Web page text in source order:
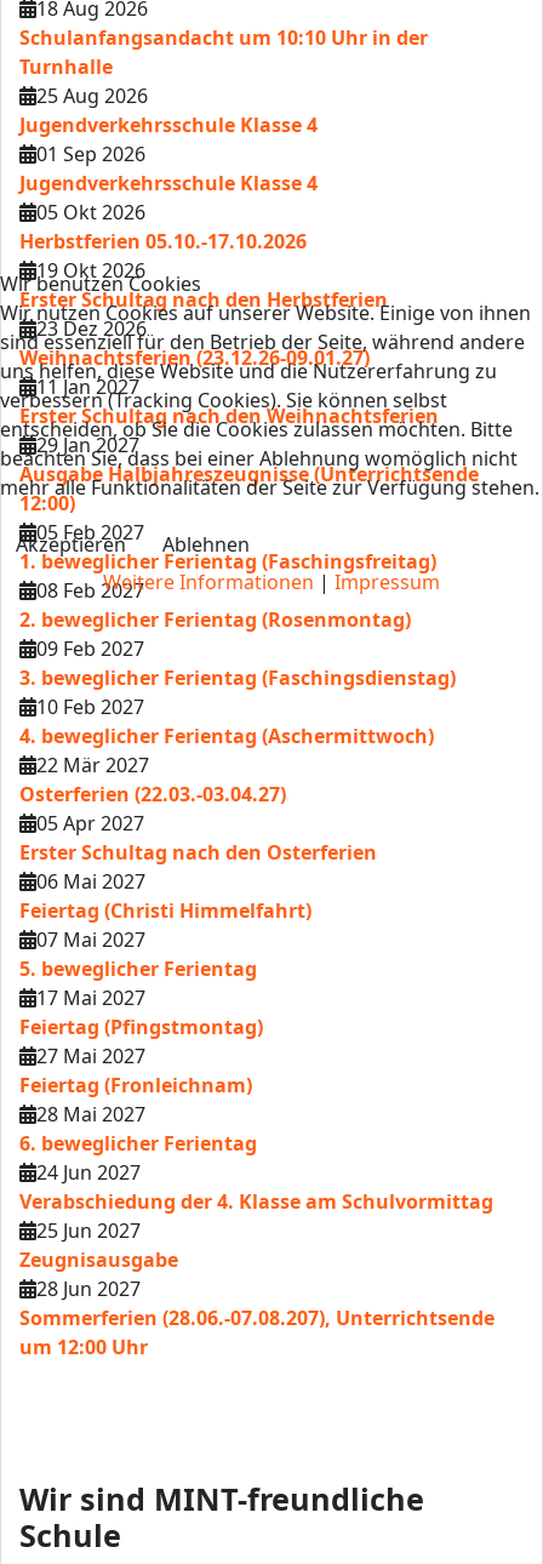
18 Aug 2026
Schulanfangsandacht um 10:10 Uhr in der
Turnhalle
25 Aug 2026
Jugendverkehrsschule Klasse 4
01 Sep 2026
Jugendverkehrsschule Klasse 4
05 Okt 2026
Herbstferien 05.10.-17.10.2026
19 Okt 2026
Erster Schultag nach den Herbstferien
23 Dez 2026
Weihnachtsferien (23.12.26-09.01.27)
11 Jan 2027
Erster Schultag nach den Weihnachtsferien
29 Jan 2027
Ausgabe Halbjahreszeugnisse (Unterrichtsende
12:00)
05 Feb 2027
1. beweglicher Ferientag (Faschingsfreitag)
08 Feb 2027
2. beweglicher Ferientag (Rosenmontag)
09 Feb 2027
3. beweglicher Ferientag (Faschingsdienstag)
10 Feb 2027
4. beweglicher Ferientag (Aschermittwoch)
22 Mär 2027
Osterferien (22.03.-03.04.27)
05 Apr 2027
Erster Schultag nach den Osterferien
06 Mai 2027
Feiertag (Christi Himmelfahrt)
07 Mai 2027
5. beweglicher Ferientag
17 Mai 2027
Feiertag (Pfingstmontag)
27 Mai 2027
Feiertag (Fronleichnam)
28 Mai 2027
6. beweglicher Ferientag
24 Jun 2027
Verabschiedung der 4. Klasse am Schulvormittag
25 Jun 2027
Zeugnisausgabe
28 Jun 2027
Sommerferien (28.06.-07.08.207), Unterrichtsende
um 12:00 Uhr
Wir sind MINT-freundliche
Schule
Wir benutzen Cookies
Wir nutzen Cookies auf unserer Website. Einige von ihnen
sind essenziell für den Betrieb der Seite, während andere
uns helfen, diese Website und die Nutzererfahrung zu
verbessern (Tracking Cookies). Sie können selbst
entscheiden, ob Sie die Cookies zulassen möchten. Bitte
beachten Sie, dass bei einer Ablehnung womöglich nicht
mehr alle Funktionalitäten der Seite zur Verfügung stehen.
Akzeptieren
Ablehnen
Weitere Informationen | Impressum